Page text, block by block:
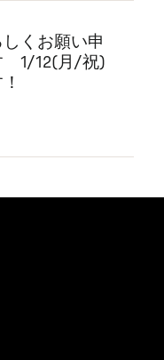
くお願い申
1/12(月/祝)